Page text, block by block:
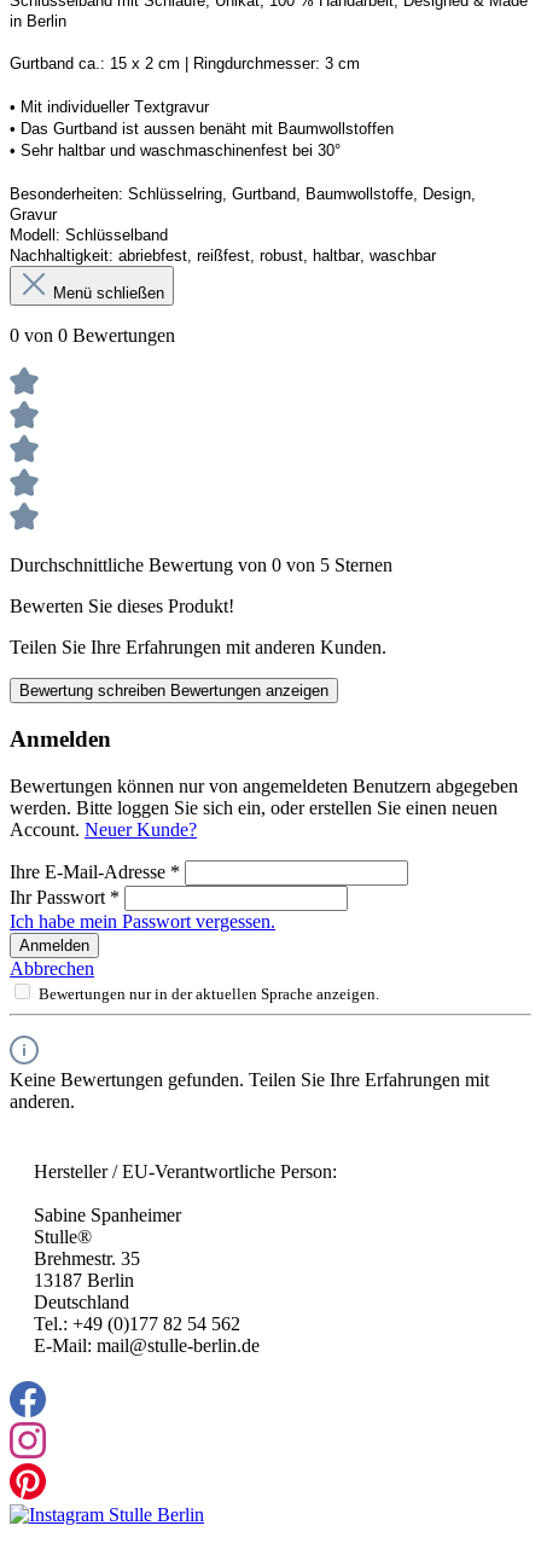
in Berlin
Gurtband ca.: 15 x 2 cm | Ringdurchmesser: 3 cm
• Mit individueller Textgravur
• Das Gurtband ist aussen benäht mit Baumwollstoffen
• Sehr haltbar und waschmaschinenfest bei 30°
Besonderheiten: Schlüsselring, Gurtband, Baumwollstoffe, Design,
Gravur
Modell: Schlüsselband
Nachhaltigkeit: abriebfest, reißfest, robust, haltbar, waschbar
Menü schließen
0 von 0 Bewertungen
Durchschnittliche Bewertung von 0 von 5 Sternen
Bewerten Sie dieses Produkt!
Teilen Sie Ihre Erfahrungen mit anderen Kunden.
Bewertung schreiben Bewertungen anzeigen
Anmelden
Bewertungen können nur von angemeldeten Benutzern abgegeben
werden. Bitte loggen Sie sich ein, oder erstellen Sie einen neuen
Account. Neuer Kunde?
Ihre E-Mail-Adresse *
Ihr Passwort *
Ich habe mein Passwort vergessen.
Anmelden
Abbrechen
Bewertungen nur in der aktuellen Sprache anzeigen.
Keine Bewertungen gefunden. Teilen Sie Ihre Erfahrungen mit
anderen.
Hersteller / EU-Verantwortliche Person:
Sabine Spanheimer
Stulle®
Brehmestr. 35
13187 Berlin
Deutschland
Tel.: +49 (0)177 82 54 562
E-Mail: mail@stulle-berlin.de